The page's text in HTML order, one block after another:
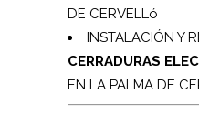
DE CERVELLó
INSTALACIÓN Y
CERRADURAS
EN LA PALMA DE